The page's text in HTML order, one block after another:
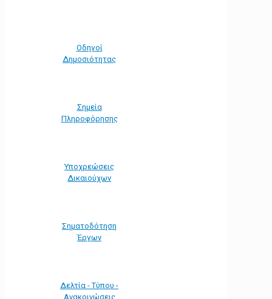
Οδηγοί
Δημοσιότητας
Σημεία
Πληροφόρησης
Υποχρεώσεις
Δικαιούχων
Σηματοδότηση
Έργων
Δελτία - Τύπου -
Ανακοινώσεις